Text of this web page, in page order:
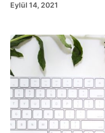
Eylül 14, 2021